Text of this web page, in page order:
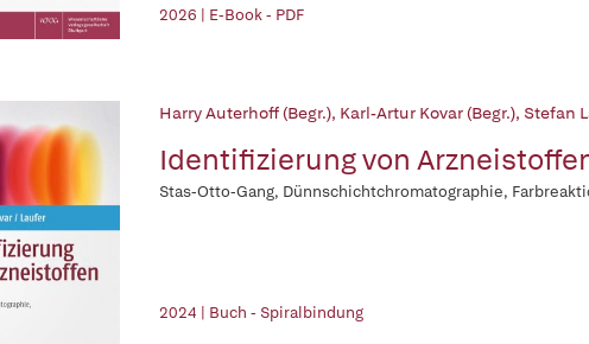
2026 | E-Book - PDF
Harry Auterhoff (Begr.), Karl-Artur Kovar (Begr.), Stefan
Identifizierung von
Stas-Otto-Gang, Dünnschichtchromatographie,
2024 | Buch - Spiralbindung